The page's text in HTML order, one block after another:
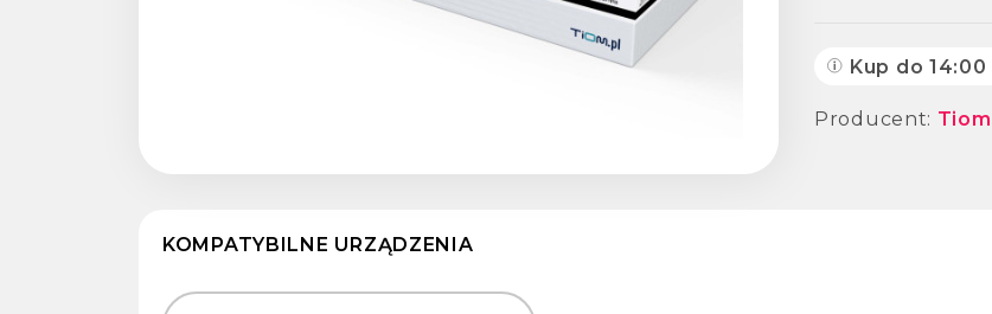
Kup do 14:00
Producent: Tiom
KOMPATYBILNE URZĄDZENIA